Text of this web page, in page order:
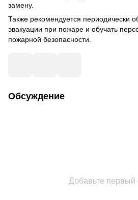
замену.
Также рекомендуется периодически
эвакуации при пожаре и обучать
пожарной безопасности.
Обсуждение
Добавьте первый